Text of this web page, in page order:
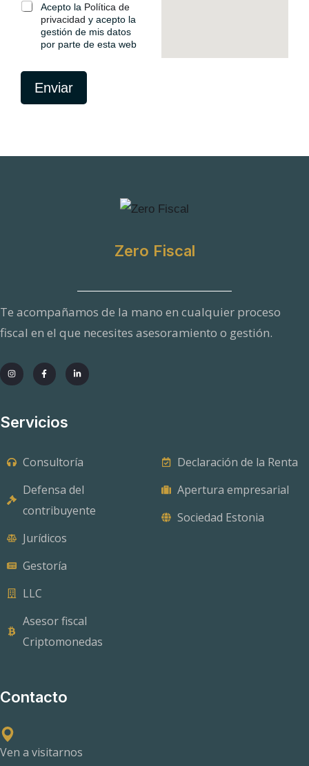
Acepto la Política de
privacidad y acepto la
gestión de mis datos
por parte de esta web
b
Enviar
Zero Fiscal
Te acompañamos de la mano en cualquier proceso
fiscal en el que necesites asesoramiento o gestión.
Servicios
Consultoría
Defensa del
contribuyente
Jurídicos
Gestoría
LLC
Asesor fiscal
Criptomonedas
Declaración de la Renta
Apertura empresarial
Sociedad Estonia
Contacto
Ven a visitarnos